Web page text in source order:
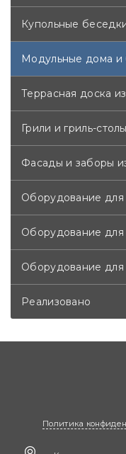
Купольные
Модульные дома и
Террасная доска
Грили и гриль-столы
Фасады и заборы
Оборудование для
Оборудование для
Оборудование для
Реализовано
Политика